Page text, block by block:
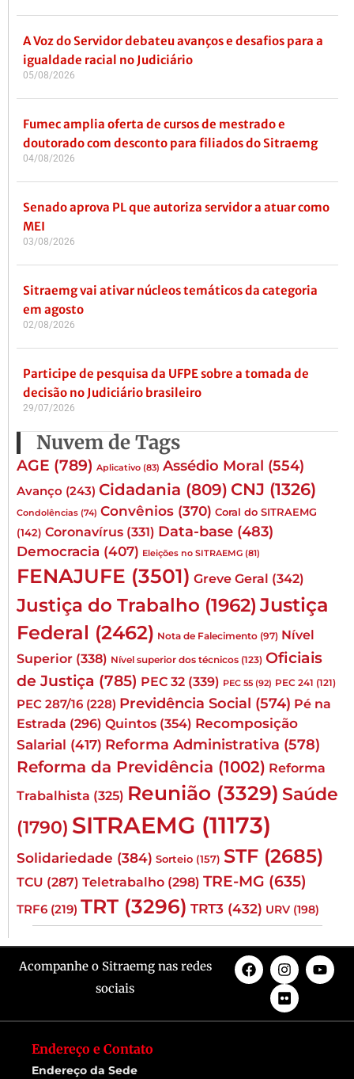
A Voz do Servidor debateu avanços e desafios para a
igualdade racial no Judiciário
05/08/2026
Fumec amplia oferta de cursos de mestrado e
doutorado com desconto para filiados do Sitraemg
04/08/2026
Senado aprova PL que autoriza servidor a atuar como
MEI
03/08/2026
Sitraemg vai ativar núcleos temáticos da categoria
em agosto
02/08/2026
Participe de pesquisa da UFPE sobre a tomada de
decisão no Judiciário brasileiro
29/07/2026
Nuvem de Tags
AGE (789) Aplicativo (83) Assédio Moral (554)
Avanço (243) Cidadania (809) CNJ (1326)
Condolências (74) Convênios (370) Coral do SITRAEMG
(142) Coronavírus (331) Data-base (483)
Democracia (407) Eleições no SITRAEMG (81)
FENAJUFE (3501) Greve Geral (342)
Justiça do Trabalho (1962) Justiça
Federal (2462) Nota de Falecimento (97) Nível
Superior (338) Nível superior dos técnicos (123) Oficiais
de Justiça (785) PEC 32 (339) PEC 55 (92) PEC 241 (121)
PEC 287/16 (228) Previdência Social (574) Pé na
Estrada (296) Quintos (354) Recomposição
Salarial (417) Reforma Administrativa (578)
Reforma da Previdência (1002) Reforma
Trabalhista (325) Reunião (3329) Saúde
(1790) SITRAEMG (11173)
Solidariedade (384) Sorteio (157) STF (2685)
TCU (287) Teletrabalho (298) TRE-MG (635)
TRF6 (219) TRT (3296) TRT3 (432) URV (198)
Acompanhe o Sitraemg nas redes
sociais
Endereço e Contato
Endereço da Sede